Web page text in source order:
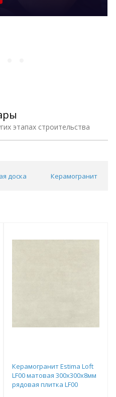
этапах строительства
доска Керамогранит
Керамогранит Estima Loft
LF00 матовая 300х300х8мм
рядовая плитка LF00